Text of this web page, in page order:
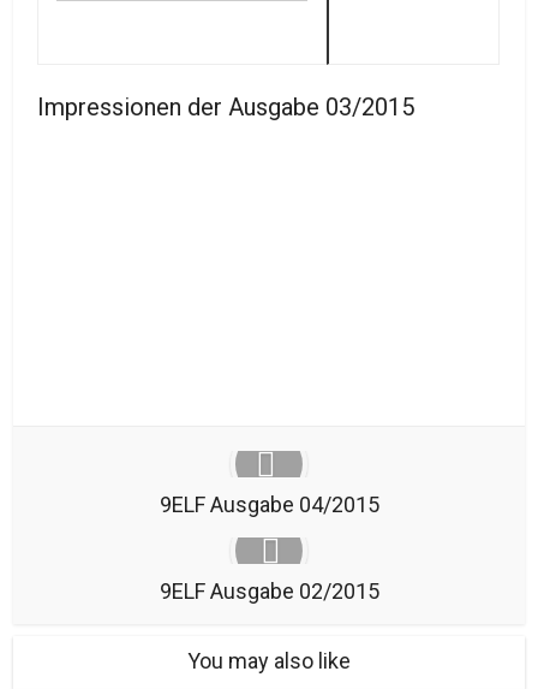
Impressionen der Ausgabe 03/2015
9ELF Ausgabe 04/2015
9ELF Ausgabe 02/2015
You may also like